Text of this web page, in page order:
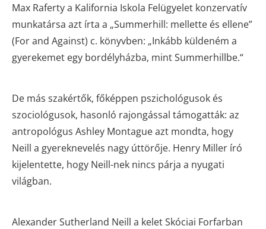
Max Raferty a Kalifornia Iskola Felügyelet konzervatív
munkatársa azt írta a „Summerhill: mellette és ellene”
(For and Against) c. könyvben: „Inkább küldeném a
gyerekemet egy bordélyházba, mint Summerhillbe.“
De más szakértők, főképpen pszichológusok és
szociológusok, hasonló rajongással támogatták: az
antropológus Ashley Montague azt mondta, hogy
Neill a gyereknevelés nagy úttörője. Henry Miller író
kijelentette, hogy Neill-nek nincs párja a nyugati
világban.
Alexander Sutherland Neill a kelet Skóciai Forfarban